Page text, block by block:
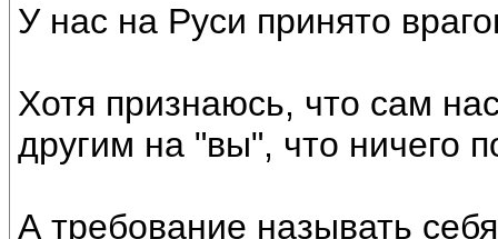
У нас на Руси принято
Хотя признаюсь, что сам
другим на "вы", что ничего
А требование называть